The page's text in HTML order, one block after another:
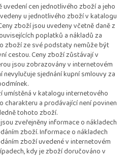
cen jednotlivého zboží a jeho
u jednotlivého zboží v katalogu
zboží jsou uvedeny včetně daně z
poplatků a nákladů za
zboží ze své podstaty nemůže být
cestou. Ceny zboží zůstávají v
jsou zobrazovány v internetovém
sjednání kupní smlouvy za
umístěná v katalogu internetového
charakteru a prodávající není povinen
tohoto zboží.
zveřejněny informace o nákladech
zboží. Informace o nákladech
zboží uvedené v internetovém
kdy je zboží doručováno v